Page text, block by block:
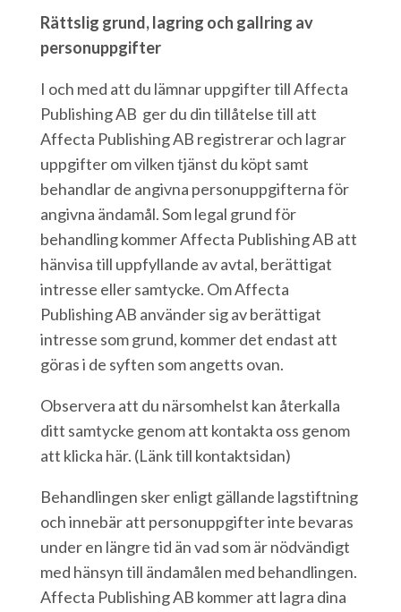
Rättslig grund, lagring och gallring av
personuppgifter
I och med att du lämnar uppgifter till Affecta
Publishing AB ger du din tillåtelse till att
Affecta Publishing AB registrerar och lagrar
uppgifter om vilken tjänst du köpt samt
behandlar de angivna personuppgifterna för
angivna ändamål. Som legal grund för
behandling kommer Affecta Publishing AB att
hänvisa till uppfyllande av avtal, berättigat
intresse eller samtycke. Om Affecta
Publishing AB använder sig av berättigat
intresse som grund, kommer det endast att
göras i de syften som angetts ovan.
Observera att du närsomhelst kan återkalla
ditt samtycke genom att kontakta oss genom
att klicka här. (Länk till kontaktsidan)
Behandlingen sker enligt gällande lagstiftning
och innebär att personuppgifter inte bevaras
under en längre tid än vad som är nödvändigt
med hänsyn till ändamålen med behandlingen.
Affecta Publishing AB kommer att lagra dina